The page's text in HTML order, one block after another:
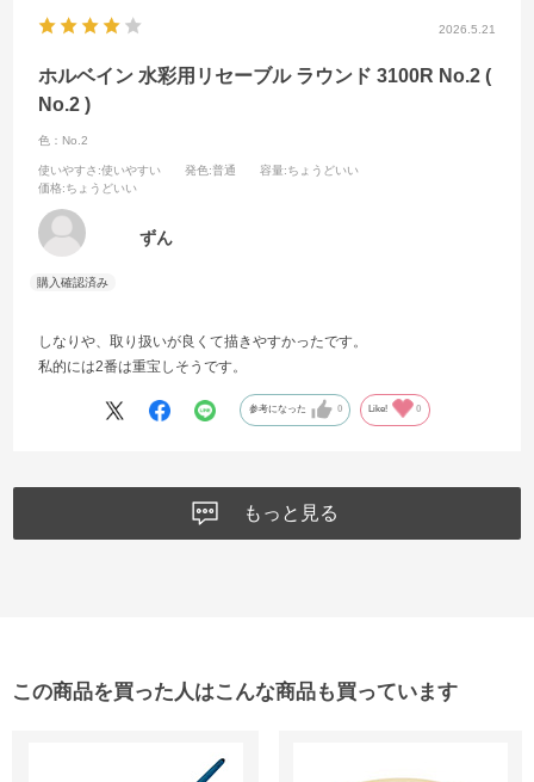
2026.5.21
ホルベイン 水彩用リセーブル ラウンド 3100R No.2 (
No.2 )
色：No.2
使いやすさ :使いやすい 発色:普通 容量:ちょうどいい
価格:ちょうどいい
ずん
しなりや、取り扱いが良くて描きやすかったです。
私的には2番は重宝しそうです。
参考になった 0 Like! 0
もっと見る
この商品を買った人はこんな商品も買っています